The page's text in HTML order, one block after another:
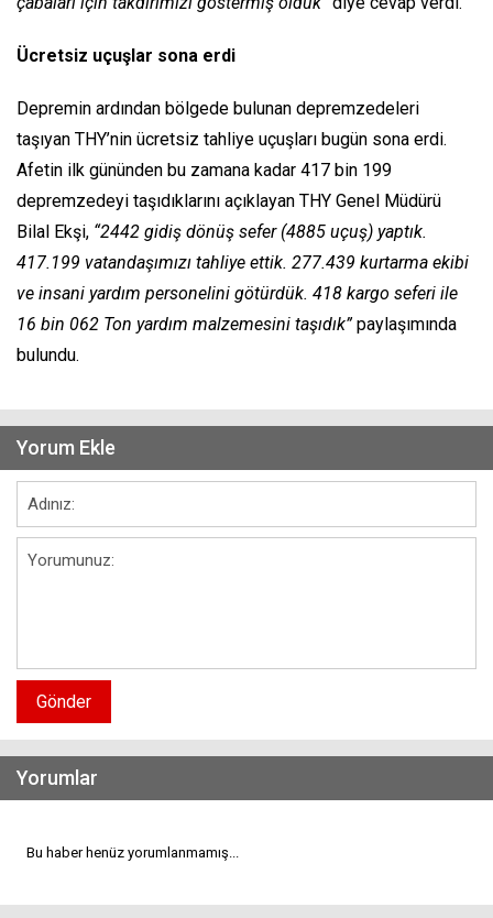
Ücretsiz uçuşlar sona erdi
Depremin ardından bölgede bulunan depremzedeleri
taşıyan THY’nin ücretsiz tahliye uçuşları bugün sona erdi.
Afetin ilk gününden bu zamana kadar 417 bin 199
depremzedeyi taşıdıklarını açıklayan THY Genel Müdürü
Bilal Ekşi, “2442 gidiş dönüş sefer (4885 uçuş) yaptık.
417.199 vatandaşımızı tahliye ettik. 277.439 kurtarma ekibi
ve insani yardım personelini götürdük. 418 kargo seferi ile
16 bin 062 Ton yardım malzemesini taşıdık”paylaşımında
bulundu.
Yorum Ekle
Gönder
Yorumlar
Bu haber henüz yorumlanmamış...